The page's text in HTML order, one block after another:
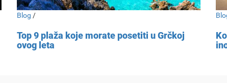
Blog /
Top 9 plaža koje morate posetiti u Grčkoj
ovog leta